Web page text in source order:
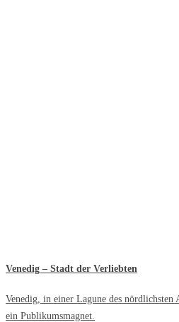
Venedig – Stadt der Verliebten
Venedig, in einer Lagune des
ein Publikumsmagnet.